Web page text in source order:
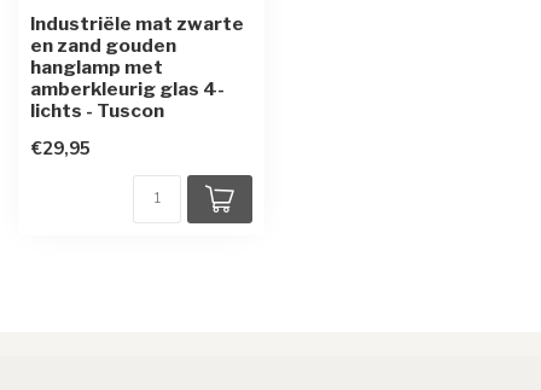
Industriële mat zwarte
en zand gouden
hanglamp met
amberkleurig glas 4-
lichts - Tuscon
€29,95